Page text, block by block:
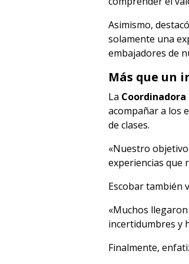
Asimismo,
solamente una
embajadores de
Más que un
La Coordinadora
acompañar a los
de clases.
«Nuestro
experiencias que
Escobar también
«Muchos
incertidumbres y
Finalmente,